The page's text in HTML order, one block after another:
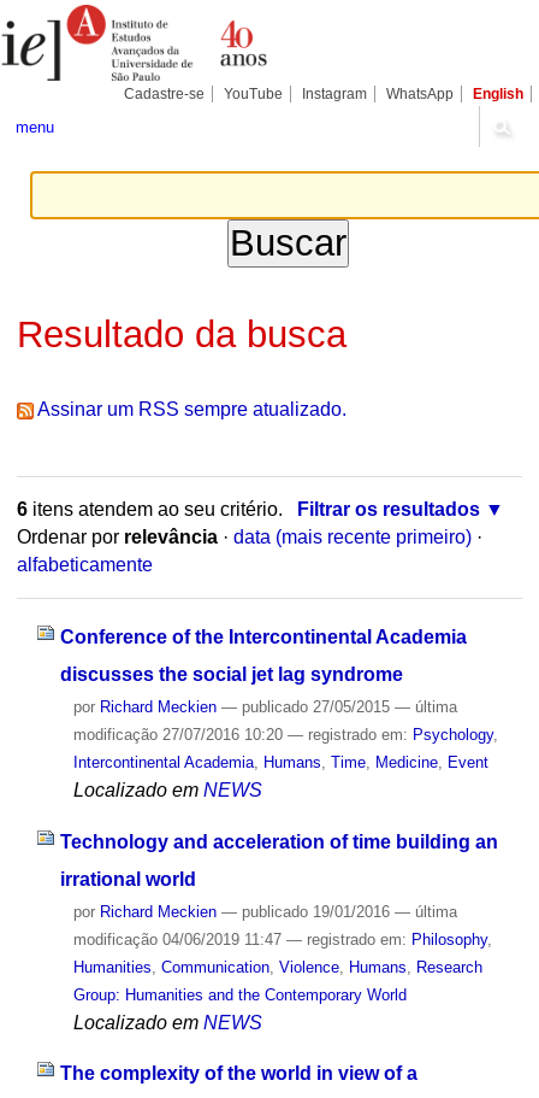
para
conteúdo.
Pessoais
Cadastre-se YouTube Instagram WhatsApp English
menu
Resultado da busca
Assinar um RSS sempre atualizado.
6itens atendem ao seu critério.
Filtrar os resultados
Ordenar por relevância · data (mais recente primeiro) ·
alfabeticamente
Conference of the Intercontinental Academia
discusses the social jet lag syndrome
por Richard Meckien — publicado27/05/2015 — última
modificação27/07/2016 10:20 — registrado em: Psychology,
Intercontinental Academia, Humans Time, Medicine, Event
Localizado em NEWS
Technology and acceleration of time building an
irrational world
por Richard Meckien — publicado19/01/2016 — última
modificação04/06/2019 11:47 — registrado em: Philosophy,
Humanities Communication, Violence, Humans
Research
Group: Humanities and the Contemporary World
Localizado em NEWS
The complexity of the world in view of a